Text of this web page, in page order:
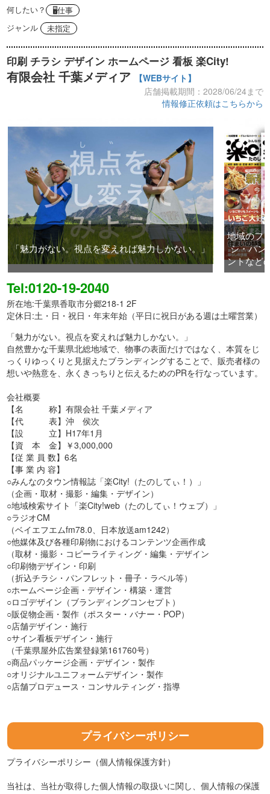
何したい？
🖥仕事
ジャンル 未指定
印刷 チラシ デザイン ホームページ 看板 楽City!
有限会社 千葉メディア
【WEBサイト】
店舗掲載期間：2028/06/24まで
情報修正依頼はこちらから
「魅力がない。視点を変えれば魅力しかない。」
地域のフ
シ・パン
ントなど
Tel:0120-19-2040
所在地:千葉県香取市分郷218-1 2F
定休日:土・日・祝日・年末年始（平日に祝日がある週は土曜営業）
「魅力がない。視点を変えれば魅力しかない。」
自然豊かな千葉県北総地域で、物事の表面だけではなく、本質をじ
っくりゆっくりと見据えたブランディングすることで、販売者様の
想いや熱意を、永くきっちりと伝えるためのPRを行なっています。
会社概要
【名 称】有限会社 千葉メディア
【代 表】沖 侯次
【設 立】H17年1月
【資 本 金】￥3,000,000
【従 業 員 数】6名
【事 業 内 容】
○みんなのタウン情報誌「楽City!（たのしてぃ！）」
（企画・取材・撮影・編集・デザイン）
○地域検索サイト「楽City!web（たのしてぃ！ウェブ）」
○ラジオCM
（ベイエフエムfm78.0、日本放送am1242）
○他媒体及び各種印刷物におけるコンテンツ企画作成
（取材・撮影・コピーライティング・編集・デザイン
○印刷物デザイン・印刷
（折込チラシ・パンフレット・冊子・ラベル等）
○ホームページ企画・デザイン・構築・運営
○ロゴデザイン（ブランディングコンセプト）
○販促物企画・製作（ポスター・バナー・POP）
○店舗デザイン・施行
○サイン看板デザイン・施行
（千葉県屋外広告業登録第161760号）
○商品パッケージ企画・デザイン・製作
○オリジナルユニフォームデザイン・製作
○店舗プロデュース・コンサルティング・指導
プライバシーポリシー
プライバシーポリシー（個人情報保護方針）
当社は、当社が取得した個人情報の取扱いに関し、個人情報の保護